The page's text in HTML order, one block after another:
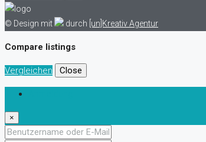
© Design mit durch [un]Kreativ Agentur
Compare listings
Vergleichen Close
×